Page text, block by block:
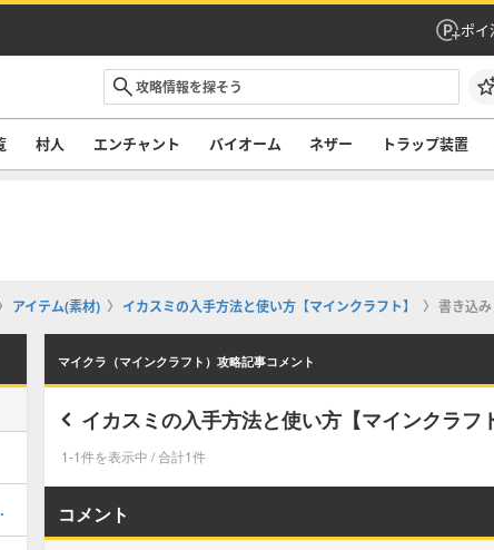
ポイ
村人 エンチャント バイオーム ネザー トラップ装置
アイテム(素材) イカスミの入手方法と使い方【マインクラフト】 書き込み
マイクラ（マインクラフト）攻略記事コメント
イカスミの入手方法と使い方【マインクラフ
1-1件を表示中 / 合計1件
コメント
ャント